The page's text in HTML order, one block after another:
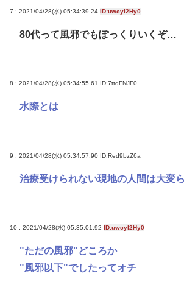
7 : 2021/04/28(水) 05:34:39.24 ID:uwcyl2Hy0
80代って風邪でもぽっくりいくぞ…
8 : 2021/04/28(水) 05:34:55.61 ID:7ttdFNJF0
水際とは
9 : 2021/04/28(水) 05:34:57.90 ID:Red9bzZ6a
治療受けられない現地の人間は大変
10 : 2021/04/28(水) 05:35:01.92 ID:uwcyl2Hy0
"ただの風邪"どころか
"風邪以下"でしたってオチ